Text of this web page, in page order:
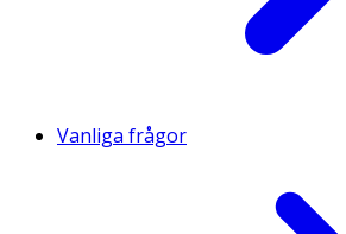
Vanliga frågor